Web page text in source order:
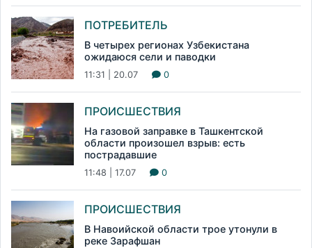
ПОТРЕБИТЕЛЬ
В четырех регионах Узбекистана
ожидаюся сели и паводки
11:31 | 20.07 0
ПРОИСШЕСТВИЯ
На газовой заправке в Ташкентской
области произошел взрыв: есть
пострадавшие
11:48 | 17.07 0
ПРОИСШЕСТВИЯ
В Навоийской области трое утонули в
реке Зарафшан